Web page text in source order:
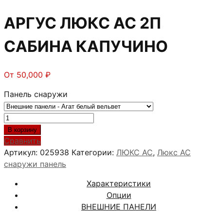
АРГУС ЛЮКС АС 2П
САБИНА КАПУЧИНО
От 50,000 ₽
Панель снаружи
Количество
товара
АРГУС
ЛЮКС
АС
САБИНА
КАПУЧИНО
В корзину
Сравнить
Артикул: 025938 Категории: ЛЮКС АС, Люкс АС
снаружи панель
Характеристики
Опции
ВНЕШНИЕ ПАНЕЛИ